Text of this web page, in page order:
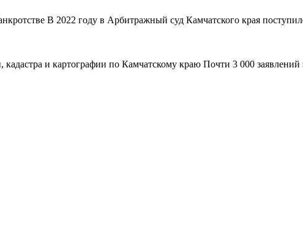
В 2022 году в Арбитражный суд Камчатского края
кадастра и картографии по Камчатскому краю Почти 3 000